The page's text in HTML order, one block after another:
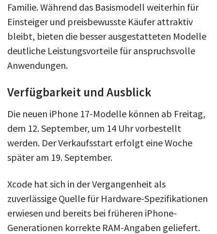
Familie. Während das Basismodell weiterhin für
Einsteiger und preisbewusste Käufer attraktiv
bleibt, bieten die besser ausgestatteten Modelle
deutliche Leistungsvorteile für anspruchsvolle
Anwendungen.
Verfügbarkeit und Ausblick
Die neuen iPhone 17-Modelle können ab Freitag,
dem 12. September, um 14 Uhr vorbestellt
werden. Der Verkaufsstart erfolgt eine Woche
später am 19. September.
Xcode hat sich in der Vergangenheit als
zuverlässige Quelle für Hardware-Spezifikationen
erwiesen und bereits bei früheren iPhone-
Generationen korrekte RAM-Angaben geliefert.